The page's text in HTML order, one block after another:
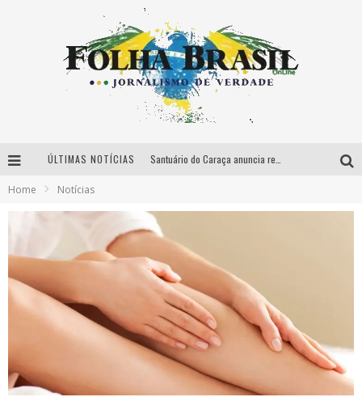
ÚLTIMAS NOTÍCIAS
Home Notícias